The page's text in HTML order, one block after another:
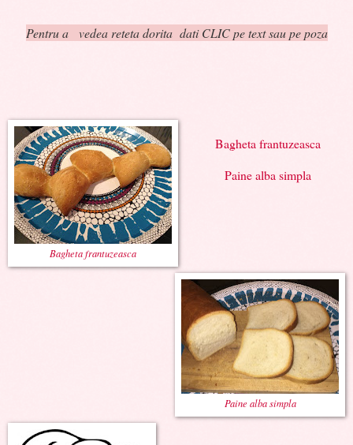
Pentru a vedea reteta dorita dati CLIC pe text sau pe poza
Bagheta frantuzeasca
Paine alba simpla
Bagheta frantuzeasca
Paine alba simpla